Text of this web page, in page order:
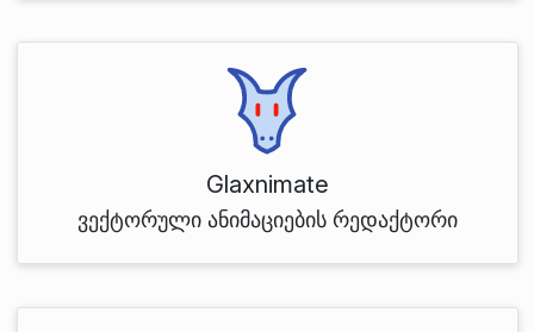
Glaxnimate
ვექტორული ანიმაციების რედაქტორი